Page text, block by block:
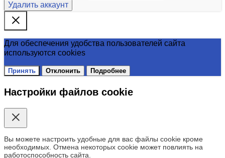
Удалить аккаунт
Для обеспечения удобства пользователей сайта
используются cookies
Принять Отклонить Подробнее
Настройки файлов cookie
Вы можете настроить удобные для вас файлы cookie кроме
необходимых. Отмена некоторых cookie может повлиять на
работоспособность сайта.